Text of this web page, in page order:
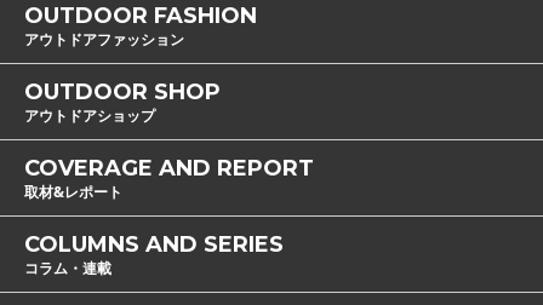
OUTDOOR FASHION
アウトドアファッション
OUTDOOR SHOP
アウトドアショップ
COVERAGE AND REPORT
取材&レポート
COLUMNS AND SERIES
コラム・連載